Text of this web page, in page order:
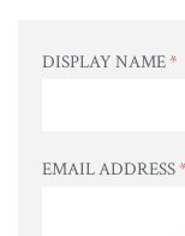
DISPLAY NAME*
EMAIL ADDRESS*